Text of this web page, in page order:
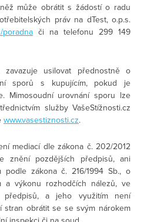
může obrátit s žádostí o radu
práv na dTest, o.p.s.
poradna či na telefonu 299 149
zavazuje usilovat přednostně o
sporů s kupujícím, pokud je
Mimosoudní urovnání sporu lze
služby VašeStížnosti.cz
www.vasestiznosti.cz.
mediací dle zákona č. 202/2012
znění pozdějších předpisů, ani
podle zákona č. 216/1994 Sb., o
a výkonu rozhodčích nálezů, ve
předpisů, a jeho využitím není
stran obrátit se se svým nárokem